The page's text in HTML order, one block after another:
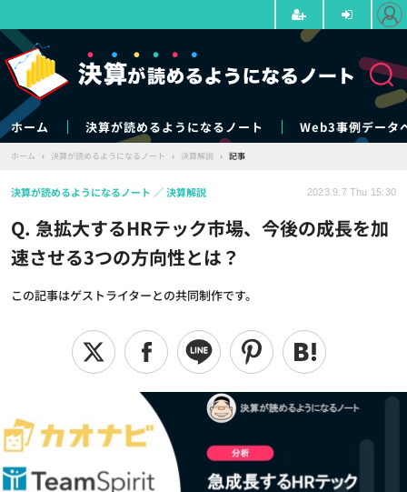
ホーム 決算が読めるようになるノート Web3事例データ
ホーム › 決算が読めるようになるノート › 決算解説 › 記事
Q. 急拡大するHRテック市場、今後の成長を加
速させる3つの方向性とは？
この記事はゲストライターとの共同制作です。
決算が読めるようになるノート 決算解説 2023.9.7 Thu 15:30